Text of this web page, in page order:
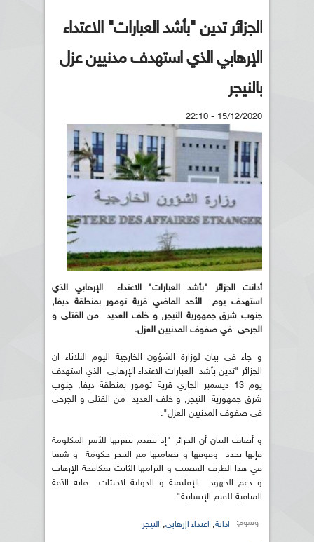
الجزائر تدين "بأشد العبارات" الاعتداء
الإرهابي الذي استهدف مدنيين عزل
بالنيجر
15/12/2020 - 22:10
أدانت الجزائر "بأشد العبارات" الاعتداء الإرهابي الذي
استهدف يوم الأحد الماضي قرية تومور بمنطقة ديفا,
جنوب شرق جمهورية النيجر, و خلف العديد من القتلى و
الجرحى في صفوف المدنيين العزل.
و جاء في بيان لوزارة الشؤون الخارجية اليوم الثلاثاء ان
الجزائر "تدين بأشد العبارات الاعتداء الإرهابي الذي استهدف
يوم 13 ديسمبر الجاري قرية تومور بمنطقة ديفا, جنوب
شرق جمهورية النيجر, و خلف العديد من القتلى و الجرحى
في صفوف المدنيين العزل".
و أضاف البيان أن الجزائر "إذ تتقدم بتعزيها للأسر المكلومة
فإنها تجدد وقوفها و تضامنها مع النيجر حكومة و شعبا
في هذا الظرف العصيب و التزامها الثابت بمكافحة الإرهاب
و دعم الجهود الإقليمية و الدولية لاجتثاث هاته الآفة
المنافية للقيم الإنسانية".
وسوم: ادانة, اعتداء اإرهابي, النيجر